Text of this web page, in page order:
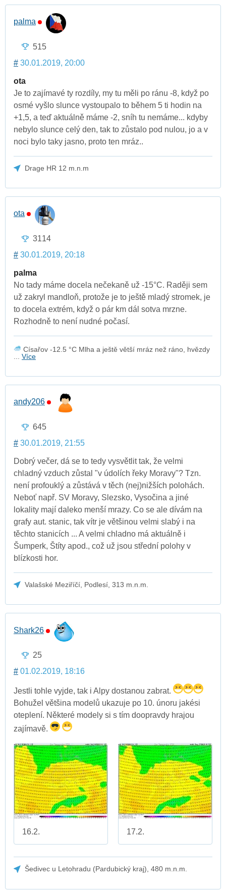
palma
515
# 30.01.2019, 20:00
ota
Je to zajímavé ty rozdíly, my tu měli po ránu -8, když po
osmé vyšlo slunce vystoupalo to během 5 ti hodin na
+1,5, a teď aktuálně máme -2, sníh tu nemáme... kdyby
nebylo slunce celý den, tak to zůstalo pod nulou, jo a v
noci bylo taky jasno, proto ten mráz..
Drage HR 12 m.n.m
ota
3114
# 30.01.2019, 20:18
palma
No tady máme docela nečekaně už -15°C. Raději sem
už zakryl mandloň, protože je to ještě mladý stromek, je
to docela extrém, když o pár km dál sotva mrzne.
Rozhodně to není nudné počasí.
Císařov -12.5 °C Mlha a ještě větší mráz než ráno, hvězdy
Více
andy206
645
# 30.01.2019, 21:55
Dobrý večer, dá se to tedy vysvětlit tak, že velmi
chladný vzduch zůstal "v údolích řeky Moravy"? Tzn.
není profouklý a zůstává v těch (nej)nižších polohách.
Neboť např. SV Moravy, Slezsko, Vysočina a jiné
lokality mají daleko menší mrazy. Co se ale dívám na
grafy aut. stanic, tak vítr je většinou velmi slabý i na
těchto stanicích ... A velmi chladno má aktuálně i
Šumperk, Štíty apod., což už jsou střední polohy v
blízkosti hor.
Valašské Meziříčí, Podlesí, 313 m.n.m.
Shark26
25
# 01.02.2019, 18:16
Jestli tohle vyjde, tak i Alpy dostanou zabrat.
Bohužel většina modelů ukazuje po 10. únoru jakési
oteplení. Některé modely si s tím doopravdy hrajou
zajímavě.
16.2. 17.2.
Šedivec u Letohradu (Pardubický kraj), 480 m.n.m.